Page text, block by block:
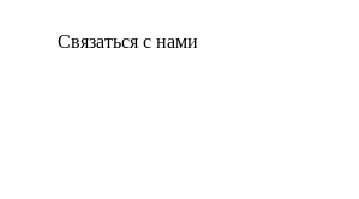
Связаться с нами